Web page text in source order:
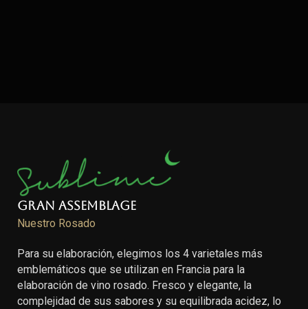
Gran Assemblage
Nuestro Rosado
Para su elaboración, elegimos los 4 varietales más
emblemáticos que se utilizan en Francia para la
elaboración de vino rosado. Fresco y elegante, la
complejidad de sus sabores y su equilibrada acidez, lo